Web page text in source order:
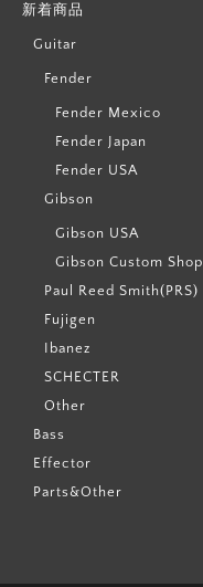
新着商品
Guitar
Fender
Fender Mexico
Fender Japan
Fender USA
Gibson
Gibson USA
Gibson Custom Shop
Paul Reed Smith(PRS)
Fujigen
Ibanez
SCHECTER
Other
Bass
Effector
Parts&Other